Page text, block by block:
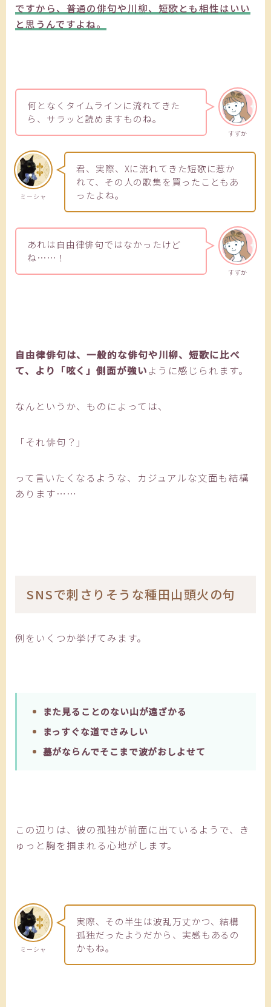
ですから、普通の俳句や川柳、短歌とも相性はいい
と思うんですよね。
すずか
何となくタイムラインに流れてきた
ら、サラッと読めますものね。
ミーシャ
君、実際、Xに流れてきた短歌に惹か
れて、その人の歌集を買ったこともあ
ったよね。
すずか
あれは自由律俳句ではなかったけど
ね……！
自由律俳句は、一般的な俳句や川柳、短歌に比べ
て、より「呟く」側面が強いように感じられます。
なんというか、ものによっては、
「それ俳句？」
って言いたくなるような、カジュアルな文面も結構
あります……
SNSで刺さりそうな種田山頭火の句
例をいくつか挙げてみます。
また見ることのない山が遠ざかる
まっすぐな道でさみしい
墓がならんでそこまで波がおしよせて
この辺りは、彼の孤独が前面に出ているようで、き
ゅっと胸を掴まれる心地がします。
ミーシャ
実際、その半生は波乱万丈かつ、結構
孤独だったようだから、実感もあるの
かもね。